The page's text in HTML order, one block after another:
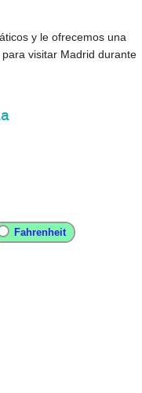
y le ofrecemos una
visitar Madrid durante